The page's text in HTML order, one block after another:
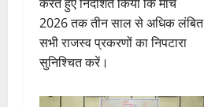
2026 तक तीन साल से अधिक लंबित
सभी राजस्व प्रकरणों का निपटारा
सुनिश्चित करें।